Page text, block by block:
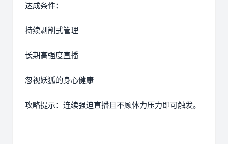
达成条件：
持续剥削式管理
长期高强度直播
忽视妖狐的身心健康
攻略提示：连续强迫直播且不顾体力压力即可触发。